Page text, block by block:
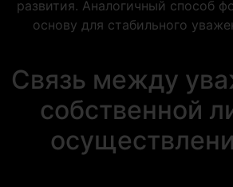
развития. Аналогичный способ
основу для стабильного
Связь между
собственной